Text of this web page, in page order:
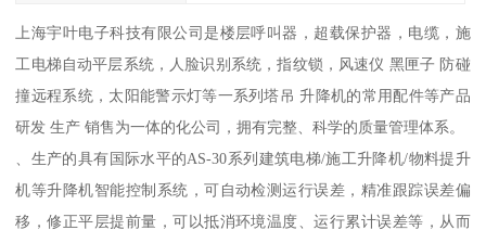
上海宇叶电子科技有限公司是楼层呼叫器，超载保护器，电缆，施
工电梯自动平层系统，人脸识别系统，指纹锁，风速仪 黑匣子 防碰
撞远程系统，太阳能警示灯等一系列塔吊 升降机的常用配件等产品
研发 生产 销售为一体的化公司，拥有完整、科学的质量管理体系。
、生产的具有国际水平的AS-30系列建筑电梯/施工升降机/物料提升
机等升降机智能控制系统，可自动检测运行误差，精准跟踪误差偏
移，修正平层提前量，可以抵消环境温度、运行累计误差等，从而